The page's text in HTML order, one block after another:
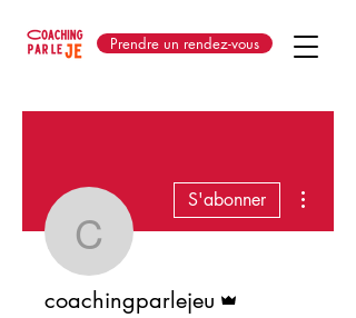
Prendre un rendez-vous
S'abonner
coachingparlejeu